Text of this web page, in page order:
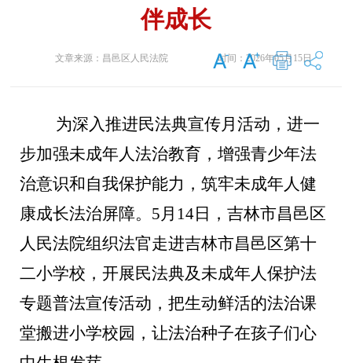
伴成长
文章来源： 昌邑区人民法院 时间：2026年05月15日
为深入推进民法典宣传月活动，进一
步加强未成年人法治教育，增强青少年法
治意识和自我保护能力，筑牢未成年人健
康成长法治屏障。 5月14日，吉林市昌邑区
人民法院组织法官走进吉林市昌邑区第十
二小学校，开展民法典及未成年人保护法
专题普法宣传活动，把生动鲜活的法治课
堂搬进小学校园，让法治种子在孩子们心